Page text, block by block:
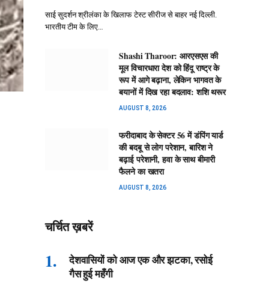
साई सुदर्शन श्रीलंका के खिलाफ टेस्ट सीरीज से बाहर नई दिल्ली.
भारतीय टीम के लिए…
Shashi Tharoor: आरएसएस की
मूल विचारधारा देश को हिंदू राष्ट्र के
रूप में आगे बढ़ाना, लेकिन भागवत के
बयानों में दिख रहा बदलाव: शशि थरूर
AUGUST 8, 2026
फरीदाबाद के सेक्टर 56 में डंपिंग यार्ड
की बदबू से लोग परेशान, बारिश ने
बढ़ाई परेशानी, हवा के साथ बीमारी
फैलने का खतरा
AUGUST 8, 2026
चर्चित ख़बरें
देशवासियों को आज एक और झटका, रसोई
गैस हुई महँगी